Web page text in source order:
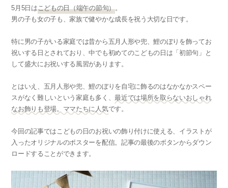
5月5日はこどもの日（端午の節句）。
男の子も女の子も、家族で健やかな成長を祝う大切な日です。
特に男の子がいる家庭では昔から五月人形や兜、鯉のぼりを飾ってお
祝いする日とされており、中でも初めてのこどもの日は「初節句」と
して盛大にお祝いする風習があります。
とはいえ、五月人形や兜、鯉のぼりを自宅に飾るのはなかなかスペー
スがなく難しいという家庭も多く、最近では場所を取らないおしゃれ
なお飾りも登場。ママたちに人気です。
今回の記事ではこどもの日のお祝いの飾り付けに使える、イラストが
入ったオリジナルのポスターを配信。記事の最後のボタンからダウン
ロードすることができます。